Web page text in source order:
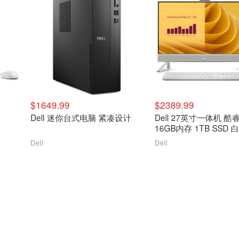
$1649.99
Dell 迷你台式电脑 紧凑设计
Dell
$2389.99
Dell 27英寸一体机 酷
16GB内存 1TB SSD
Dell